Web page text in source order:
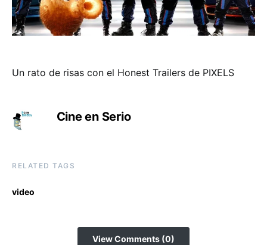
Un rato de risas con el Honest Trailers de PIXELS
Cine en Serio
RELATED TAGS
video
View Comments (0)